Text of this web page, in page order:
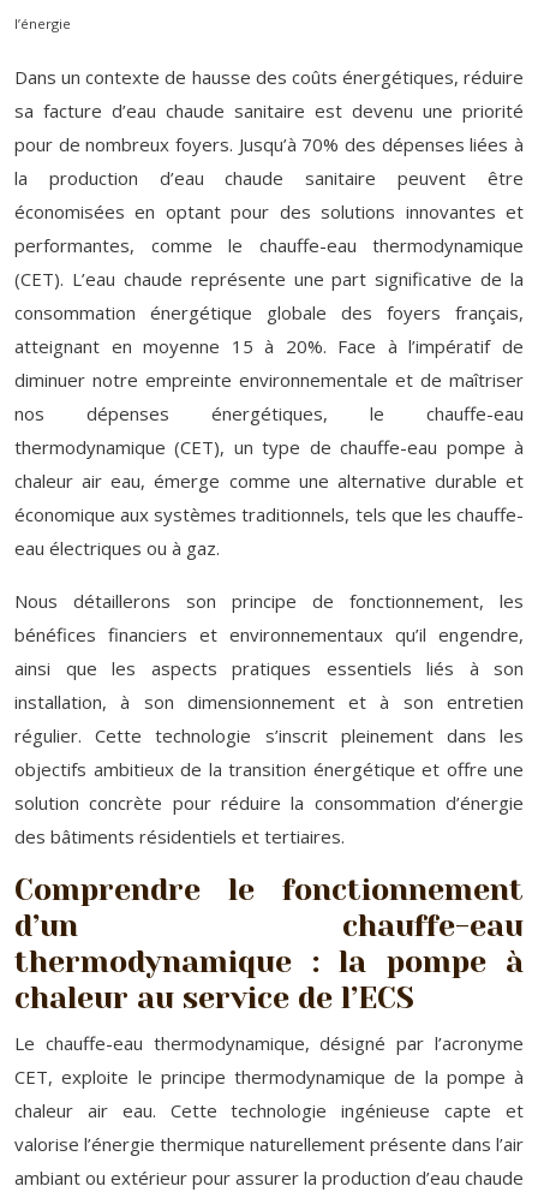
l’énergie
Dans un contexte de hausse des coûts énergétiques, réduire
sa facture d’eau chaude sanitaire est devenu une priorité
pour de nombreux foyers. Jusqu’à 70% des dépenses liées à
la production d’eau chaude sanitaire peuvent être
économisées en optant pour des solutions innovantes et
performantes, comme le chauffe-eau thermodynamique
(CET). L’eau chaude représente une part significative de la
consommation énergétique globale des foyers français,
atteignant en moyenne 15 à 20%. Face à l’impératif de
diminuer notre empreinte environnementale et de maîtriser
nos dépenses énergétiques, le chauffe-eau
thermodynamique (CET), un type de chauffe-eau pompe à
chaleur air eau, émerge comme une alternative durable et
économique aux systèmes traditionnels, tels que les chauffe-
eau électriques ou à gaz.
Nous détaillerons son principe de fonctionnement, les
bénéfices financiers et environnementaux qu’il engendre,
ainsi que les aspects pratiques essentiels liés à son
installation, à son dimensionnement et à son entretien
régulier. Cette technologie s’inscrit pleinement dans les
objectifs ambitieux de la transition énergétique et offre une
solution concrète pour réduire la consommation d’énergie
des bâtiments résidentiels et tertiaires.
Comprendre le fonctionnement
d’un chauffe-eau
thermodynamique : la pompe à
chaleur au service de l’ECS
Le chauffe-eau thermodynamique, désigné par l’acronyme
CET, exploite le principe thermodynamique de la pompe à
chaleur air eau. Cette technologie ingénieuse capte et
valorise l’énergie thermique naturellement présente dans l’air
ambiant ou extérieur pour assurer la production d’eau chaude